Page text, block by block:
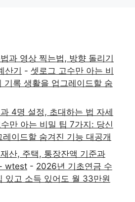
과 영상 찍는법, 방향 돌리기
산기 - 셋로그 고수만 아는 비
기록 생활을 업그레이드할 숨
4명 설정, 초대하는 법 자세
만 아는 비밀 팁 7가지: 당신
이드할 숨겨진 기능 대공개
산, 주택, 통장잔액 기준과
wtest - 2026년 기초연금 수
있고 소득 있어도 월 33만원